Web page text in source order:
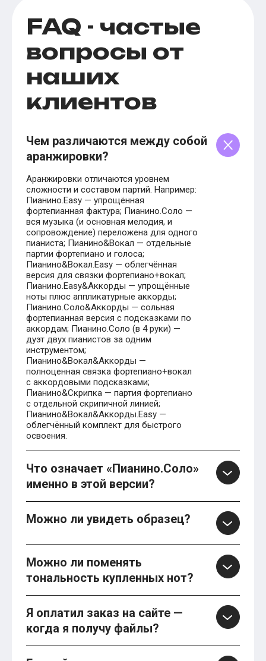
FAQ - частые
вопросы от
наших
клиентов
Чем различаются между собой
аранжировки?
Аранжировки отличаются уровнем
сложности и составом партий. Например:
Пианино.Easy — упрощённая
фортепианная фактура; Пианино.Соло —
вся музыка (и основная мелодия, и
сопровождение) переложена для одного
пианиста; Пианино&Вокал — отдельные
партии фортепиано и голоса;
Пианино&Вокал.Easy — облегчённая
версия для связки фортепиано+вокал;
Пианино.Easy&Аккорды — упрощённые
ноты плюс аппликатурные аккорды;
Пианино.Соло&Аккорды — сольная
фортепианная версия с подсказками по
аккордам; Пианино.Соло (в 4 руки) —
дуэт двух пианистов за одним
инструментом;
Пианино&Вокал&Аккорды —
полноценная связка фортепиано+вокал
с аккордовыми подсказками;
Пианино&Скрипка — партия фортепиано
с отдельной скрипичной линией;
Пианино&Вокал&Аккорды.Easy —
облегчённый комплект для быстрого
освоения.
Что означает «Пианино.Соло»
именно в этой версии?
Можно ли увидеть образец?
Можно ли поменять
тональность купленных нот?
Я оплатил заказ на сайте —
когда я получу файлы?